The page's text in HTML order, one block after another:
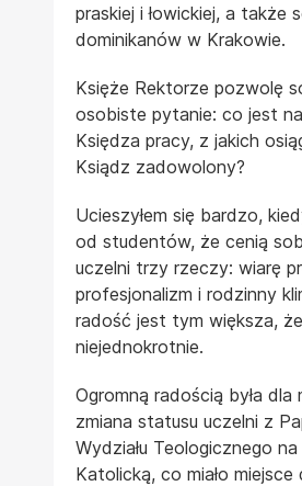
praskiej i łowickiej, a także
dominikanów w Krakowie.
Księże Rektorze pozwolę
osobiste pytanie: co jest
Księdza pracy, z jakich
Ksiądz zadowolony?
Ucieszyłem się bardzo,
od studentów, że cenią
uczelni trzy rzeczy: wiarę
profesjonalizm i rodzinny
radość jest tym większa, że
niejednokrotnie.
Ogromną radością była dla
zmiana statusu uczelni z
Wydziału Teologicznego
Katolicką, co miało